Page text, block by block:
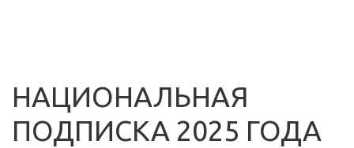
НАЦИОНАЛЬНАЯ
ПОДПИСКА 2025 ГОДА